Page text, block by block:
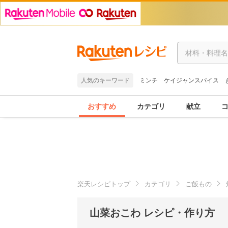
人気のキーワード ミンチ ケイジャンスパイス
おすすめ カテゴリ 献立
楽天レシピトップ カテゴリ ご飯もの
山菜おこわ レシピ・作り方